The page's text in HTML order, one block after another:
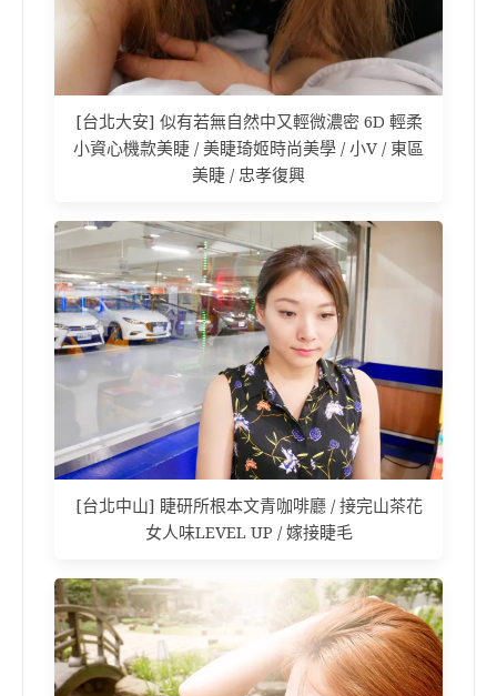
[台北大安] 似有若無自然中又輕微濃密 6D 輕柔
小資心機款美睫 / 美睫琦姬時尚美學 / 小V / 東區
美睫 / 忠孝復興
[台北中山] 睫研所根本文青咖啡廳 / 接完山茶花
女人味LEVEL UP / 嫁接睫毛